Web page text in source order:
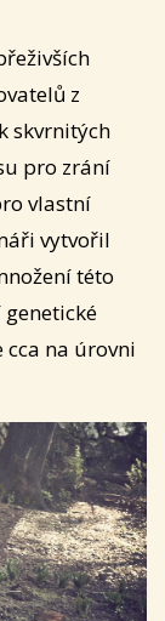
z
skvrnitých
pro zrání
vlastní
vytvořil
této
cca na úrovni